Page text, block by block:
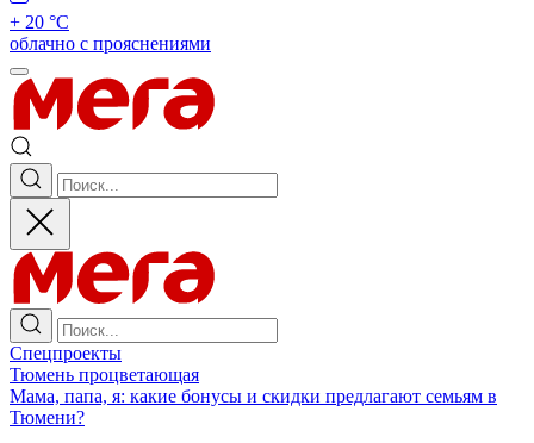
+ 20 °С
облачно с прояснениями
Спецпроекты
Тюмень процветающая
Мама, папа, я: какие бонусы и скидки предлагают семьям в
Тюмени?